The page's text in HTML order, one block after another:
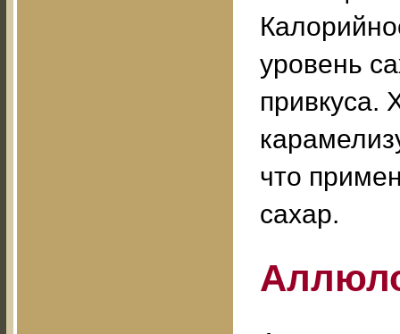
уровень
привкуса.
что
сахар.